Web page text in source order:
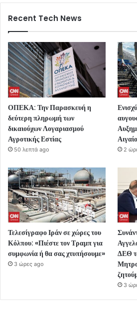
Recent Tech News
ΟΠΕΚΑ: Την Παρασκευή η
δεύτερη πληρωμή των
δικαιούχων Λογαριασμού
Αγροτικής Εστίας
50 λεπτά ago 2
Τελεσίγραφο Ιράν σε χώρες του
Κόλπου: «Πιέστε τον Τραμπ για
συμφωνία ή θα σας χτυπήσουμε»
3 ώρες ago
ΔΕΘ
3